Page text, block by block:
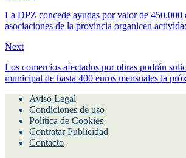
La DPZ concede ayudas por valor de 450.000
asociaciones de la provincia organicen
Next
Los comercios afectados por obras podrán
municipal de hasta 400 euros mensuales la
Aviso Legal
Condiciones de uso
Política de Cookies
Contratar Publicidad
Contacto